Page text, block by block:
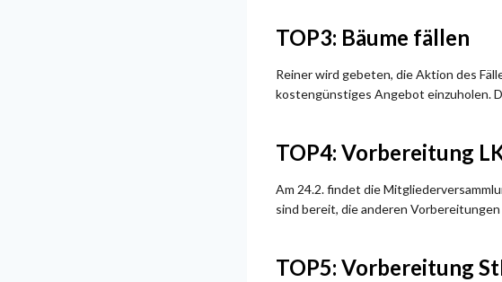
TOP3: Bäume fällen
Reiner wird gebeten, die Aktion des
kostengünstiges Angebot einzuholen.
TOP4: Vorbereitung
Am 24.2. findet die
sind bereit, die anderen
TOP5: Vorbereitung